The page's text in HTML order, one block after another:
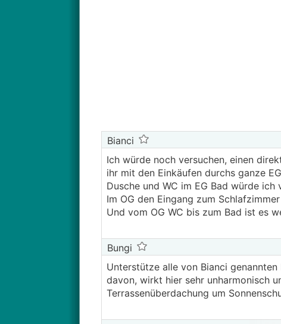
Bianci
Ich würde noch versuchen, einen
ihr mit den Einkäufen durchs ganze
Dusche und WC im EG Bad würde
Im OG den Eingang zum
Und vom OG WC bis zum Bad ist es
Bungi
Unterstütze alle von Bianci
davon, wirkt hier sehr unharmonisch
Terrassenüberdachung um